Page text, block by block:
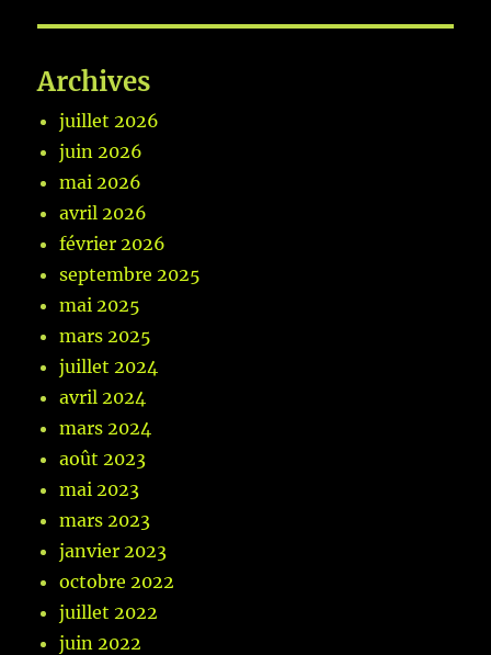
Archives
juillet 2026
juin 2026
mai 2026
avril 2026
février 2026
septembre 2025
mai 2025
mars 2025
juillet 2024
avril 2024
mars 2024
août 2023
mai 2023
mars 2023
janvier 2023
octobre 2022
juillet 2022
juin 2022